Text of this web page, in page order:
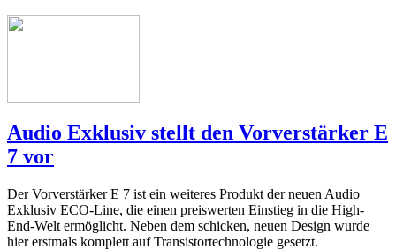
Audio Exklusiv stellt den Vorverstärker E
7 vor
Der Vorverstärker E 7 ist ein weiteres Produkt der neuen Audio
Exklusiv ECO-Line, die einen preiswerten Einstieg in die High-
End-Welt ermöglicht. Neben dem schicken, neuen Design wurde
hier erstmals komplett auf Transistortechnologie gesetzt.